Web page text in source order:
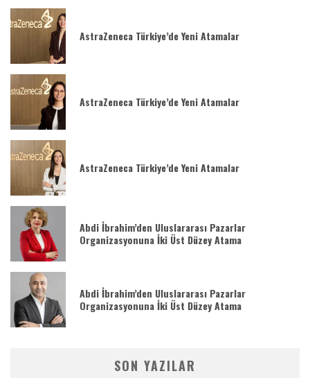
AstraZeneca Türkiye’de Yeni Atamalar
AstraZeneca Türkiye’de Yeni Atamalar
AstraZeneca Türkiye’de Yeni Atamalar
Abdi İbrahim’den Uluslararası Pazarlar
Organizasyonuna İki Üst Düzey Atama
Abdi İbrahim’den Uluslararası Pazarlar
Organizasyonuna İki Üst Düzey Atama
SON YAZILAR